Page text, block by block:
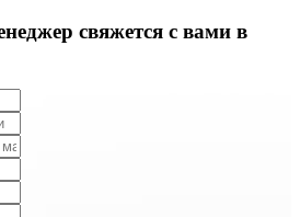
свяжется с вами в